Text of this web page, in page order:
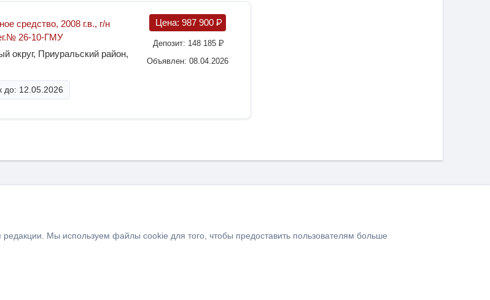
средство, 2008 г.в., г/н
26-10-ГМУ
округ, Приуральский район,
до: 12.05.2026
Цена: 987 900 P
Депозит: 148 185P
Объявлен: 08.04.2026
редакции. Мы используем файлы cookie для того, чтобы предоставить пользователям больше